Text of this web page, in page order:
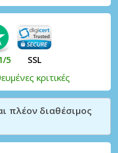
5 SSL
κριτικές
πλέον διαθέσιμος